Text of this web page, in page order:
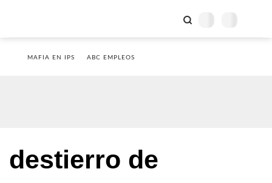
MAFIA EN IPS ABC EMPLEOS
destierro de